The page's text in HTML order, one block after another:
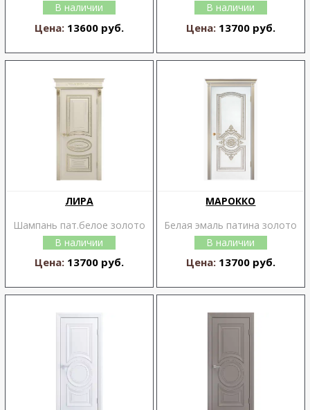
В наличии
Цена: 13600 руб.
В наличии
Цена: 13700 руб.
ЛИРА
Шампань пат.белое золото
В наличии
Цена: 13700 руб.
МАРОККО
Белая эмаль патина золото
В наличии
Цена: 13700 руб.